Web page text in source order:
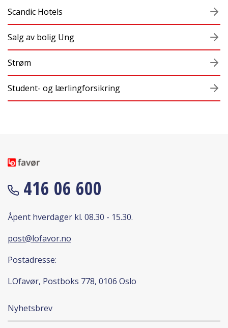
Scandic Hotels
Salg av bolig Ung
Strøm
Student- og lærlingforsikring
416 06 600
Åpent hverdager kl. 08.30 - 15.30.
post@lofavor.no
Postadresse:
LOfavør, Postboks 778, 0106 Oslo
Nyhetsbrev